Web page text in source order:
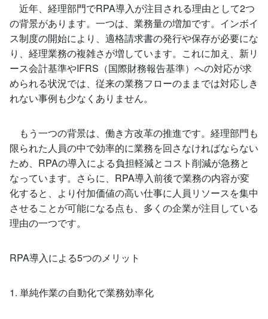
近年、経理部門でRPA導入が注目される理由として2つ
の背景があります。一つは、業務量の増加です。インボイ
ス制度の開始により、適格請求書の発行や保存が必要にな
り、経理業務の複雑さが増しています。これに加え、新リ
ース会計基準やIFRS（国際財務報告基準）への対応が求
められる状況では、従来の業務フローのままでは対応しき
れない事例も少なくありません。
もう一つの背景は、働き方改革の推進です。経理部門も
限られた人員の中で効率的に業務を回さなければならない
ため、RPAの導入による負担軽減とコスト削減が急務と
なっています。さらに、RPA導入前後で業務の内容が変
化すると、より付加価値の高い仕事に人員リソースを集中
させることが可能になる点も、多くの企業が注目している
理由の一つです。
RPA導入による5つのメリット
1. 単純作業の自動化で業務効率化